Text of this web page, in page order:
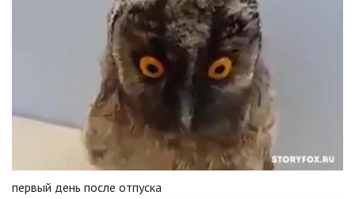
первый день после отпуска